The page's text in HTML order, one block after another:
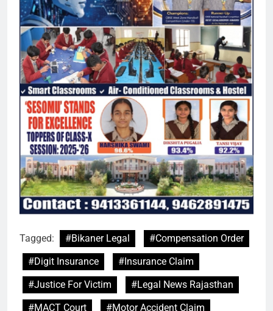
Tagged: #Bikaner Legal
#Compensation Order
#Digit Insurance
#Insurance Claim
#Justice For Victim
#Legal News Rajasthan
#MACT Court
#Motor Accident Claim